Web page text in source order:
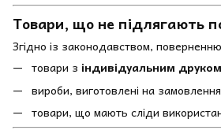
Товари, що не підлягають
Згідно із законодавством,
товари з індивідуальним
вироби, виготовлені на замовлення
товари, що мають сліди